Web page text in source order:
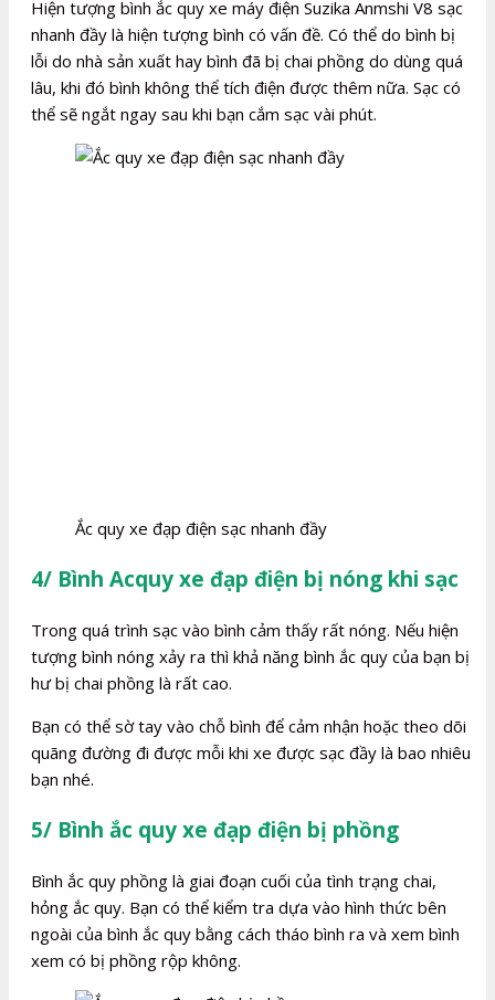
Hiện tượng bình ắc quy xe máy điện Suzika Anmshi V8 sạc
nhanh đầy là hiện tượng bình có vấn đề. Có thể do bình bị
lỗi do nhà sản xuất hay bình đã bị chai phồng do dùng quá
lâu, khi đó bình không thể tích điện được thêm nữa. Sạc có
thể sẽ ngắt ngay sau khi bạn cắm sạc vài phút.
Ắc quy xe đạp điện sạc nhanh đầy
4/ Bình Acquy xe đạp điện bị nóng khi sạc
Trong quá trình sạc vào bình cảm thấy rất nóng. Nếu hiện
tượng bình nóng xảy ra thì khả năng bình ắc quy của bạn bị
hư bị chai phồng là rất cao.
Bạn có thể sờ tay vào chỗ bình để cảm nhận hoặc theo dõi
quãng đường đi được mỗi khi xe được sạc đầy là bao nhiêu
bạn nhé.
5/ Bình ắc quy xe đạp điện bị phồng
Bình ắc quy phồng là giai đoạn cuối của tình trạng chai,
hỏng ắc quy. Bạn có thể kiểm tra dựa vào hình thức bên
ngoài của bình ắc quy bằng cách tháo bình ra và xem bình
xem có bị phồng rộp không.